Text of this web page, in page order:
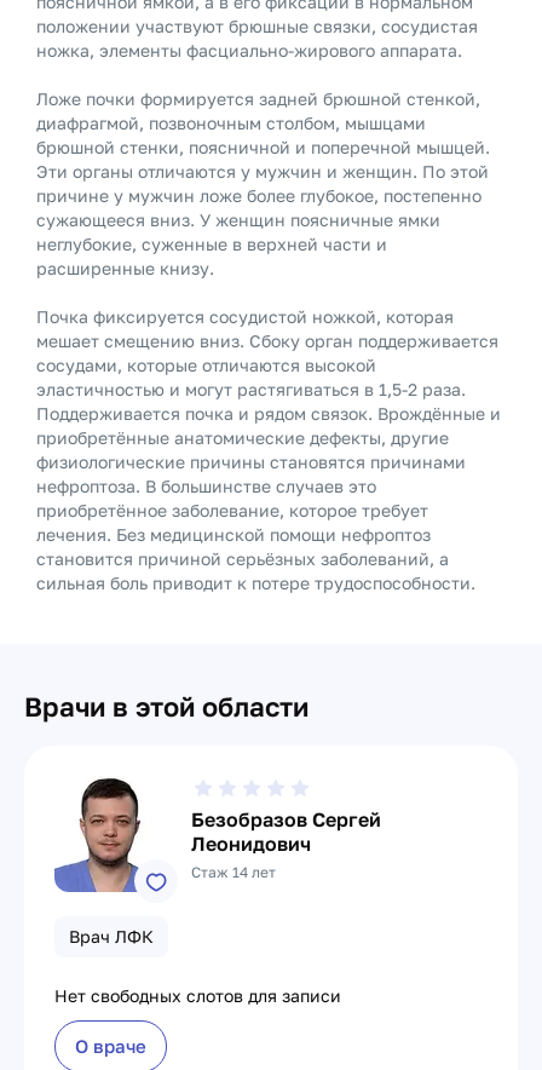
положении участвуют брюшные связки, сосудистая
ножка, элементы фасциально-жирового аппарата.
Ложе почки формируется задней брюшной стенкой,
диафрагмой, позвоночным столбом, мышцами
брюшной стенки, поясничной и поперечной мышцей.
Эти органы отличаются у мужчин и женщин. По этой
причине у мужчин ложе более глубокое, постепенно
сужающееся вниз. У женщин поясничные ямки
неглубокие, суженные в верхней части и
расширенные книзу.
Почка фиксируется сосудистой ножкой, которая
мешает смещению вниз. Сбоку орган поддерживается
сосудами, которые отличаются высокой
эластичностью и могут растягиваться в 1,5-2 раза.
Поддерживается почка и рядом связок. Врождённые и
приобретённые анатомические дефекты, другие
физиологические причины становятся причинами
нефроптоза. В большинстве случаев это
приобретённое заболевание, которое требует
лечения. Без медицинской помощи нефроптоз
становится причиной серьёзных заболеваний, а
сильная боль приводит к потере трудоспособности.
Врачи в этой области
Безобразов Сергей
Леонидович
Стаж 14 лет
Врач ЛФК
Нет свободных слотов для записи
О враче